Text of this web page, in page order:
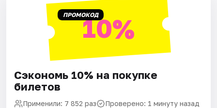
ПРОМОКОД10%
Сэкономь 10% на покупке
билетов
Применили: 7 852 раз Проверено: 1 минуту назад